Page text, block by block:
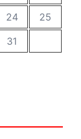
24
25
31